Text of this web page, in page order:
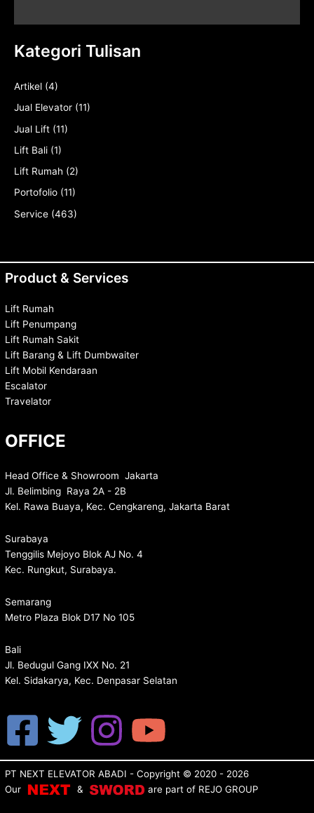
Kategori Tulisan
Artikel (4)
Jual Elevator (11)
Jual Lift (11)
Lift Bali (1)
Lift Rumah (2)
Portofolio (11)
Service (463)
Product & Services
Lift Rumah
Lift Penumpang
Lift Rumah Sakit
Lift Barang & Lift Dumbwaiter
Lift Mobil Kendaraan
Escalator
Travelator
OFFICE
Head Office & Showroom Jakarta
Jl. Belimbing Raya 2A - 2B
Kel. Rawa Buaya, Kec. Cengkareng, Jakarta Barat
Surabaya
Tenggilis Mejoyo Blok AJ No. 4
Kec. Rungkut, Surabaya.
Semarang
Metro Plaza Blok D17 No 105
Bali
Jl. Bedugul Gang IXX No. 21
Kel. Sidakarya, Kec. Denpasar Selatan
PT NEXT ELEVATOR ABADI - Copyright © 2020 - 2026
Our
& are part of REJO GROUP